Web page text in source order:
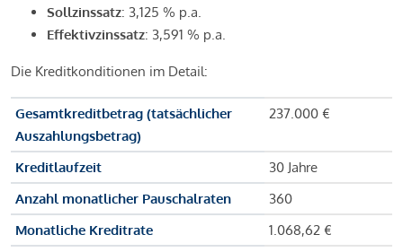
Sollzinssatz: 3,125 % p.a.
Effektivzinssatz: 3,591 % p.a.
Die Kreditkonditionen im Detail:
Gesamtkreditbetrag (tatsächlicher
Auszahlungsbetrag)
237.000 €
Kreditlaufzeit
30 Jahre
Anzahl monatlicher Pauschalraten
360
Monatliche Kreditrate
1.068,62 €